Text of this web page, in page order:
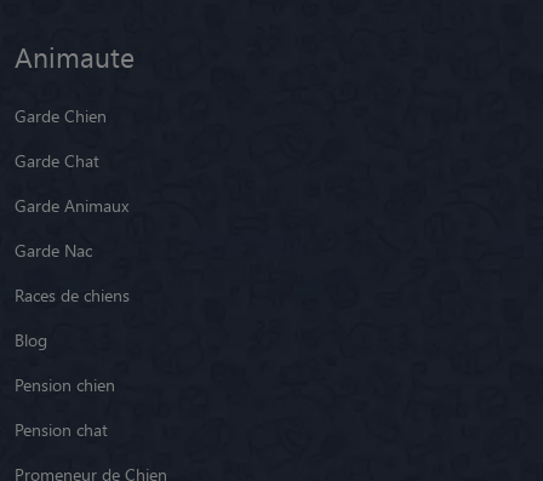
Animaute
Garde Chien
Garde Chat
Garde Animaux
Garde Nac
Races de chiens
Blog
Pension chien
Pension chat
Promeneur de Chien